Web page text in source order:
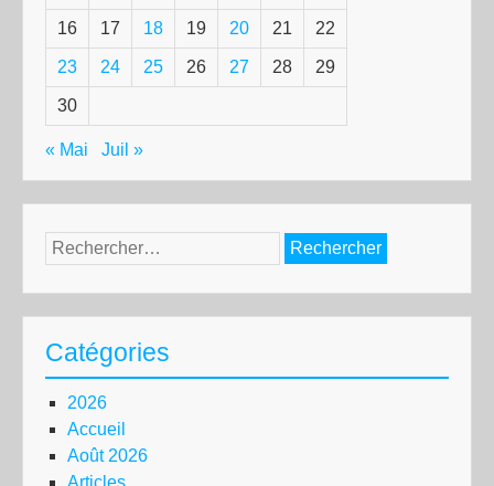
16 17 18 19 20 21 22
23 24 25 26 27 28 29
30
« Mai Juil »
Rechercher :
Catégories
2026
Accueil
Août 2026
Articles